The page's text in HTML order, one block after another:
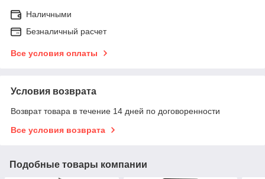
Наличными
Безналичный расчет
Все условия оплаты
Условия возврата
Возврат товара в течение 14 дней по договоренности
Все условия возврата
Подобные товары компании